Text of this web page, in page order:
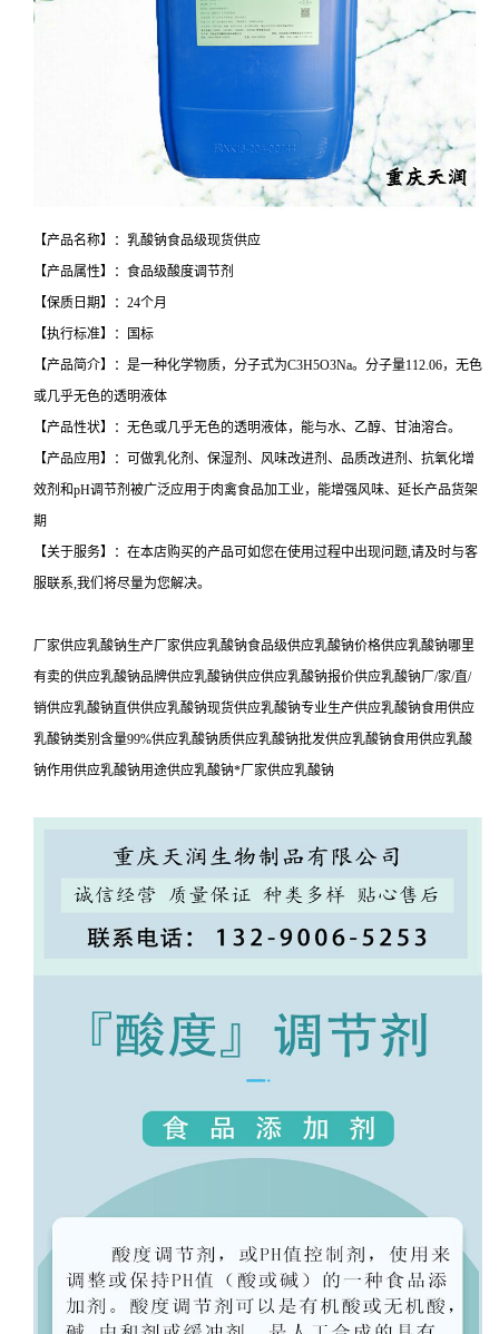
【产品名称】：乳酸钠食品级现货供应
【产品属性】：食品级酸度调节剂
【保质日期】：24个月
【执行标准】：国标
【产品简介】：是一种化学物质，分子式为C3H5O3Na。分子量112.06，无色
或几乎无色的透明液体
【产品性状】：无色或几乎无色的透明液体，能与水、乙醇、甘油溶合。
【产品应用】：可做乳化剂、保湿剂、风味改进剂、品质改进剂、抗氧化增
效剂和pH调节剂被广泛应用于肉禽食品加工业，能增强风味、延长产品货架
期
【关于服务】：在本店购买的产品可如您在使用过程中出现问题,请及时与客
服联系,我们将尽量为您解决。
厂家供应乳酸钠生产厂家供应乳酸钠食品级供应乳酸钠价格供应乳酸钠哪里
有卖的供应乳酸钠品牌供应乳酸钠供应供应乳酸钠报价供应乳酸钠厂/家/直/
销供应乳酸钠直供供应乳酸钠现货供应乳酸钠专业生产供应乳酸钠食用供应
乳酸钠类别含量99%供应乳酸钠质供应乳酸钠批发供应乳酸钠食用供应乳酸
钠作用供应乳酸钠用途供应乳酸钠*厂家供应乳酸钠